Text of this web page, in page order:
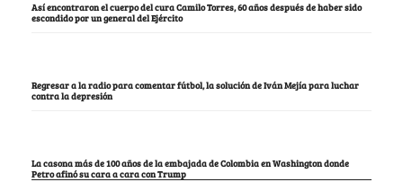
Así encontraron el cuerpo del cura Camilo Torres, 60 años después de haber sido
escondido por un general del Ejército
Regresar a la radio para comentar fútbol, la solución de Iván Mejía para luchar
contra la depresión
La casona más de 100 años de la embajada de Colombia en Washington donde
Petro afinó su cara a cara con Trump